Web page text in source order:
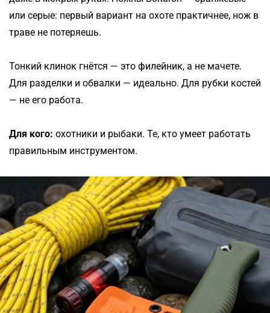
или серые: первый вариант на охоте практичнее, нож в
траве не потеряешь.
Тонкий клинок гнётся — это филейник, а не мачете.
Для разделки и обвалки — идеально. Для рубки костей
— не его работа.
Для кого: охотники и рыбаки. Те, кто умеет работать
правильным инструментом.